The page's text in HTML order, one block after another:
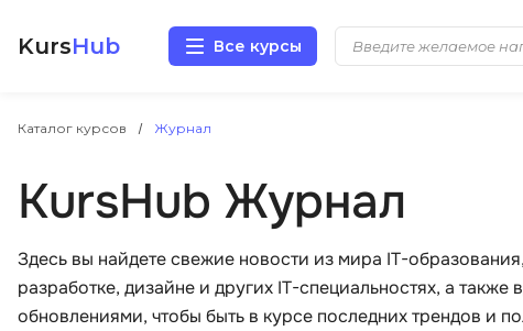
KursHub Все курсы
Каталог курсов Журнал
KursHub Журнал
Здесь вы найдете свежие новости из мира IT-
разработке, дизайне и других IT-специальностях, а
обновлениями, чтобы быть в курсе последних трендов и
Маркетинг
Аналитика